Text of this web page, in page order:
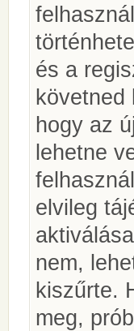
és a
követned
hogy az
lehetne
elvileg
nem,
kiszűrte.
meg,